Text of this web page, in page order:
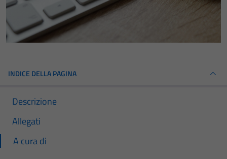
INDICE DELLA PAGINA
Descrizione
Allegati
A cura di